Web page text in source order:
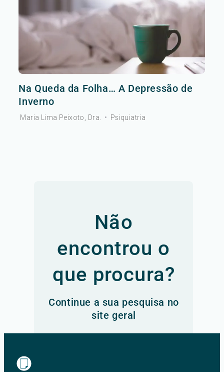
Na Queda da Folha… A Depressão de
Inverno
Maria Lima Peixoto, Dra. • Psiquiatria
Não
encontrou o
que procura?
Continue a sua pesquisa no
site geral